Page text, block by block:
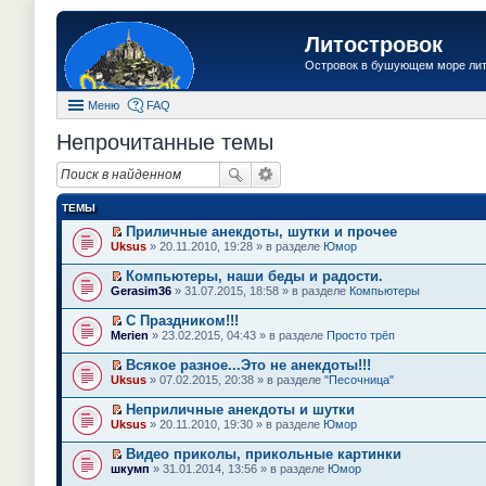
Литостровок
Островок в бушующем море
Меню FAQ
Непрочитанные темы
ТЕМЫ
П
р
е
й
т
и
к
е
р
в
о
м
у
е
п
р
Приличные анекдоты, шутки и прочее
Uksus » 20.11.2010, 19:28 » в разделе Юмор
П
р
е
й
т
и
к
е
р
в
о
м
у
Компьютеры, наши беды и радости.
Gerasim36 » 31.07.2015, 18:58 » в разделе Компьютеры
П
р
е
й
т
и
к
е
р
в
С Праздником!!!
Merien » 23.02.2015, 04:43 » в разделе Просто трёп
П
р
е
й
т
и
к
Всякое разное...Это не анекдоты!!!
Uksus » 07.02.2015, 20:38 » в разделе "Песочница"
П
р
е
й
Неприличные анекдоты и шутки
Uksus » 20.11.2010, 19:30 » в разделе Юмор
П
е
Видео приколы, прикольные картинки
шкумп » 31.01.2014, 13:56 » в разделе Юмор